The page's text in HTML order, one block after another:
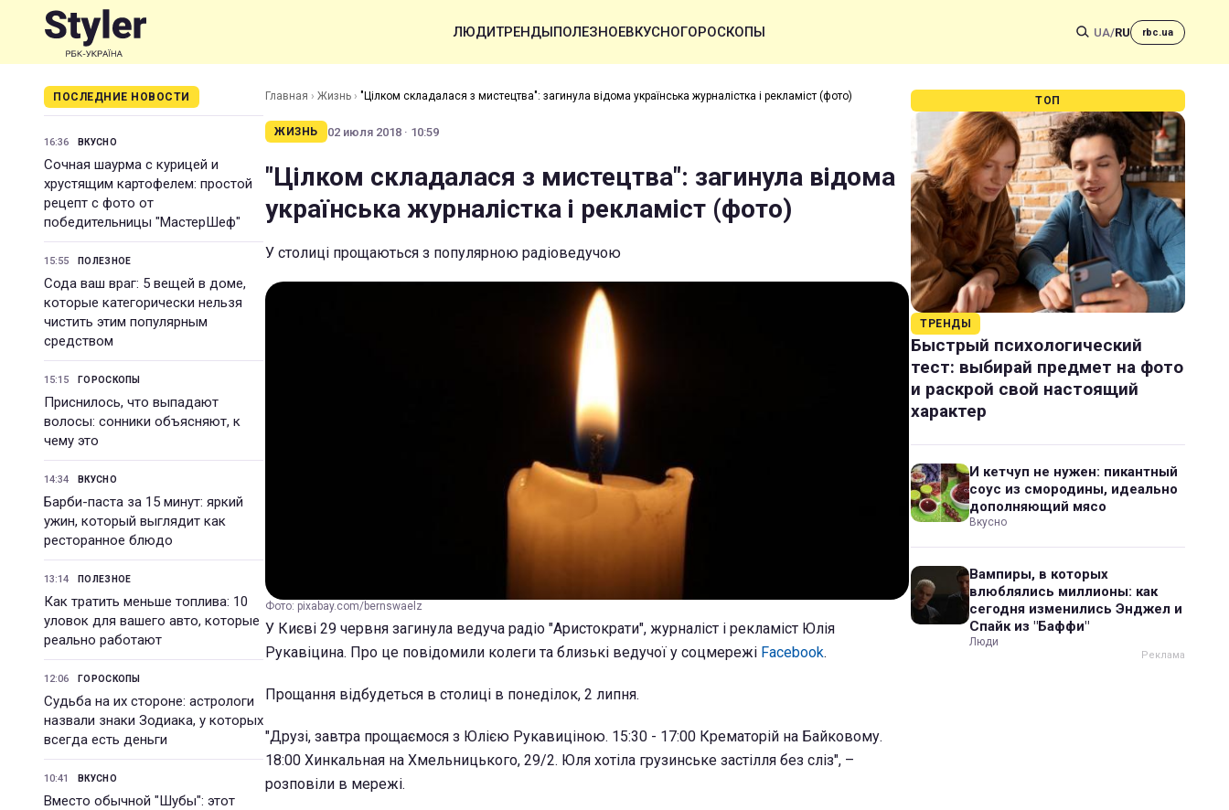
ЛЮДИТРЕНДЫПОЛЕЗНОЕВКУСНОГОРОСКОПЫ UA/RU rbc.ua
ПОСЛЕДНИЕ НОВОСТИ
16:36 ВКУСНО
Сочная шаурма с курицей и
хрустящим картофелем: простой
рецепт с фото от
победительницы "МастерШеф"
15:55 ПОЛЕЗНОЕ
Сода ваш враг: 5 вещей в доме,
которые категорически нельзя
чистить этим популярным
средством
15:15 ГОРОСКОПЫ
Приснилось, что выпадают
волосы: сонники объясняют, к
чему это
14:34 ВКУСНО
Барби-паста за 15 минут: яркий
ужин, который выглядит как
ресторанное блюдо
13:14 ПОЛЕЗНОЕ
Как тратить меньше топлива: 10
уловок для вашего авто, которые
реально работают
12:06 ГОРОСКОПЫ
Судьба на их стороне: астрологи
назвали знаки Зодиака, у которых
всегда есть деньги
10:41 ВКУСНО
Вместо обычной "Шубы": этот
Главная › Жизнь › "Цілком складалася з мистецтва": загинула відома українська журналістка і рекламіст (фото)
ЖИЗНЬ 02 июля 2018 · 10:59
"Цілком складалася з мистецтва": загинула відома
українська журналістка і рекламіст (фото)
У столиці прощаються з популярною радіоведучою
Фото: pixabay.com/bernswaelz
У Києві 29 червня загинула ведуча радіо "Аристократи", журналіст і рекламіст Юлія
Рукавіцина. Про це повідомили колеги та близькі ведучої у соцмережі Facebook.
Прощання відбудеться в столиці в понеділок, 2 липня.
"Друзі, завтра прощаємося з Юлією Рукавиціною. 15:30 - 17:00 Крематорій на Байковому.
18:00 Хинкальная на Хмельницького, 29/2. Юля хотіла грузинське застілля без сліз", –
розповіли в мережі.
ТОП
ТРЕНДЫ
Быстрый психологический
тест: выбирай предмет на фото
и раскрой свой настоящий
характер
И кетчуп не нужен: пикантный
соус из смородины, идеально
дополняющий мясо
Вкусно
Вампиры, в которых
влюблялись миллионы: как
сегодня изменились Энджел и
Спайк из "Баффи"
Люди